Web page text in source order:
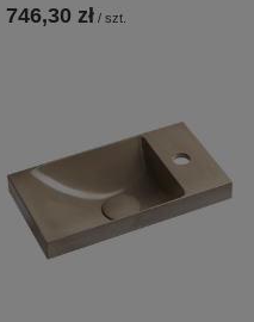
746,30 zł / szt.